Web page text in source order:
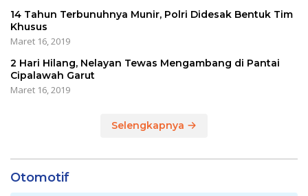
14 Tahun Terbunuhnya Munir, Polri Didesak Bentuk Tim
Khusus
Maret 16, 2019
2 Hari Hilang, Nelayan Tewas Mengambang di Pantai
Cipalawah Garut
Maret 16, 2019
Selengkapnya
Otomotif